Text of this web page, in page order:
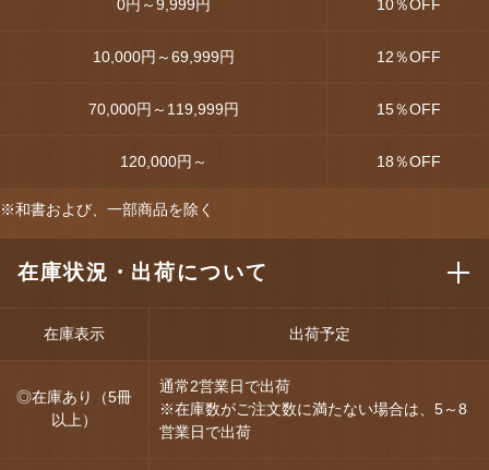
0円～9,999円 10％OFF
10,000円～69,999円 12％OFF
70,000円～119,999円 15％OFF
120,000円～ 18％OFF
※和書および、一部商品を除く
在庫状況・出荷について
在庫表示 出荷予定
◎在庫あり（5冊
以上）
通常2営業日で出荷
※在庫数がご注文数に満たない場合は、5～8
営業日で出荷